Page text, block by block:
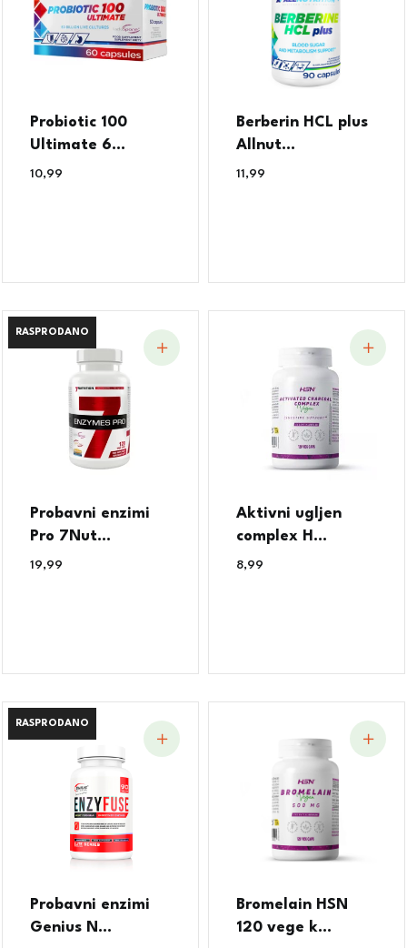
Probiotic 100
Ultimate 6...
10,99
Berberin HCL plus
Allnut...
11,99
RASPRODANO
RASPRODANO
Probavni enzimi
Pro 7Nut...
19,99
Aktivni ugljen
complex H...
8,99
RASPRODANO
RASPRODANO
Probavni enzimi
Genius N...
Bromelain HSN
120 vege k...